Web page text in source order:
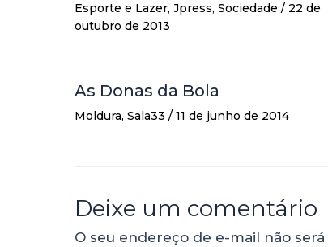
Esporte e Lazer, Jpress, Sociedade / 22 de
outubro de 2013
As Donas da Bola
Moldura, Sala33 / 11 de junho de 2014
Deixe um comentário
O seu endereço de e-mail não